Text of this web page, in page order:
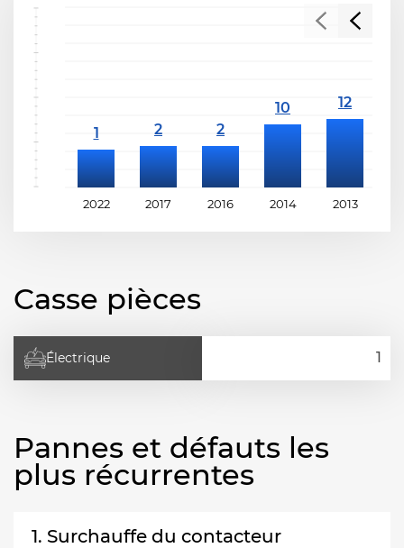
2022 2017 2016 2014 2013
Casse pièces
Électrique
Pannes et défauts les
plus récurrentes
1. Surchauffe du contacteur